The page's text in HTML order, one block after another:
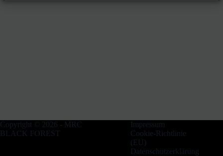
Copyright © 2026 - MRC
BLACK FOREST
Impressum
Cookie-Richtlinie
(EU)
Datenschutzerklärung